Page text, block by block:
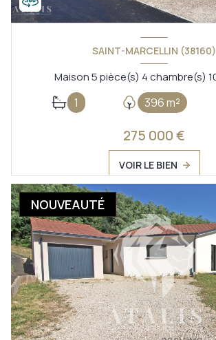
SAINT-MARCELLIN (38160)
1 396 m²
275 000 €
VOIR LE BIEN
NOUVEAUTÉ